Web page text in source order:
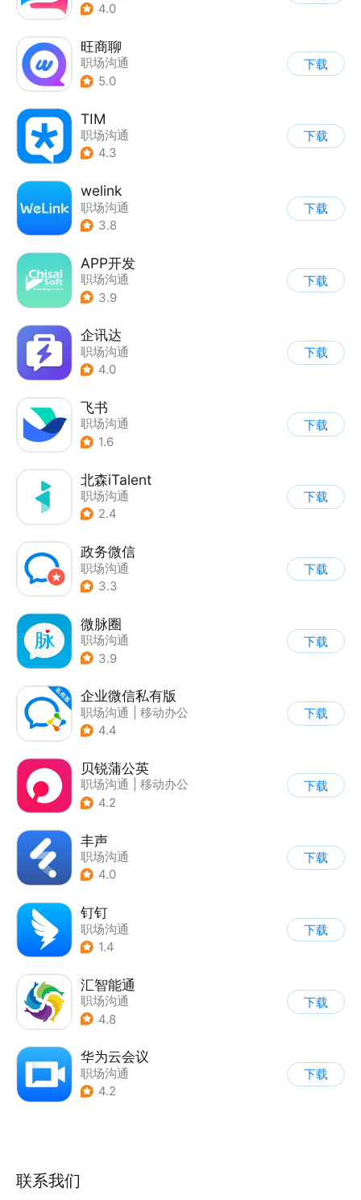
4.0
旺商聊
职场沟通
5.0
下载
TIM
职场沟通
4.3
下载
welink
职场沟通
3.8
下载
APP开发
职场沟通
3.9
下载
企讯达
职场沟通
4.0
下载
飞书
职场沟通
1.6
下载
北森iTalent
职场沟通
2.4
下载
政务微信
职场沟通
3.3
下载
微脉圈
职场沟通
3.9
下载
企业微信私有版
职场沟通
移动办公
4.4
下载
贝锐蒲公英
职场沟通
移动办公
4.2
下载
丰声
职场沟通
4.0
下载
钉钉
职场沟通
1.4
下载
汇智能通
职场沟通
4.8
下载
华为云会议
职场沟通
4.2
下载
联系我们